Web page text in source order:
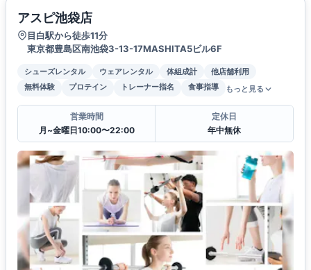
アスピ池袋店
目白駅から徒歩11分
東京都豊島区南池袋3-13-17MASHITA5ビル6F
シューズレンタル ウェアレンタル 体組成計
他店舗利用
無料体験
プロテイン トレーナー指名 食事指導 もっと見る
営業時間
月~金曜日10:00〜22:00
定休日
年中無休